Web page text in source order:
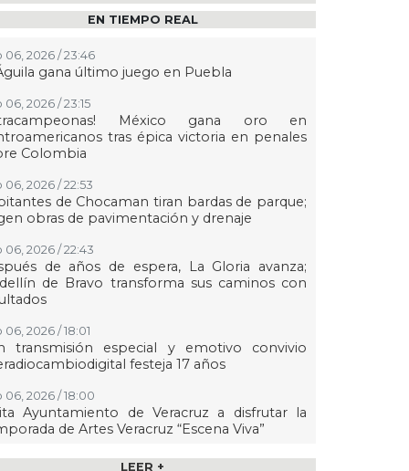
EN TIEMPO REAL
06, 2026 / 23:46
gana último juego en Puebla
06, 2026 / 23:15
México gana oro en
tras épica victoria en penales
Colombia
06, 2026 / 22:53
de Chocaman tiran bardas de parque;
obras de pavimentación y drenaje
06, 2026 / 22:43
de años de espera, La Gloria avanza;
de Bravo transforma sus caminos con
06, 2026 / 18:01
transmisión especial y emotivo convivio
festeja 17 años
06, 2026 / 18:00
Ayuntamiento de Veracruz a disfrutar la
de Artes Veracruz “Escena Viva”
06, 2026 / 16:56 LEER +